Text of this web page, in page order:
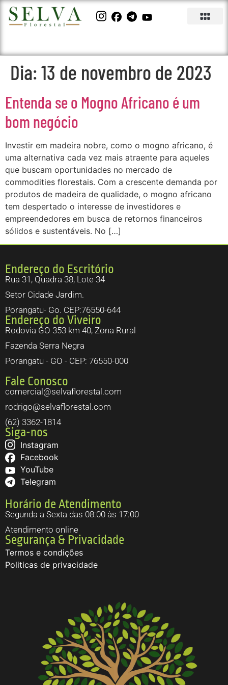
Dia:13 de novembro de 2023
Entenda se o Mogno Africano é um
bom negócio
Investir em madeira nobre, como o mogno africano, é
uma alternativa cada vez mais atraente para aqueles
que buscam oportunidades no mercado de
commodities florestais. Com a crescente demanda por
produtos de madeira de qualidade, o mogno africano
tem despertado o interesse de investidores e
empreendedores em busca de retornos financeiros
sólidos e sustentáveis. No […]
Endereço do Escritório
Rua 31, Quadra 38, Lote 34
Setor Cidade Jardim.
Porangatu- Go. CEP:76550-644
Endereço do Viveiro
Rodovia GO 353 km 40, Zona Rural
Fazenda Serra Negra
Porangatu - GO - CEP: 76550-000
Fale Conosco
comercial@selvaflorestal.com
rodrigo@selvaflorestal.com
(62) 3362-1814
Siga-nos
Instagram
Facebook
YouTube
Telegram
Horário de Atendimento
Segunda a Sexta das 08:00 às 17:00
Atendimento online
Segurança & Privacidade
Termos e condições
Politicas de privacidade